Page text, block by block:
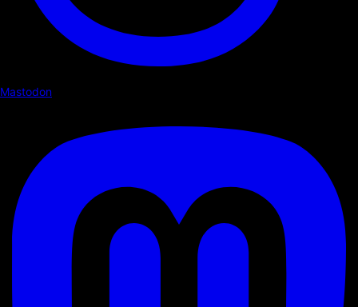
Mastodon